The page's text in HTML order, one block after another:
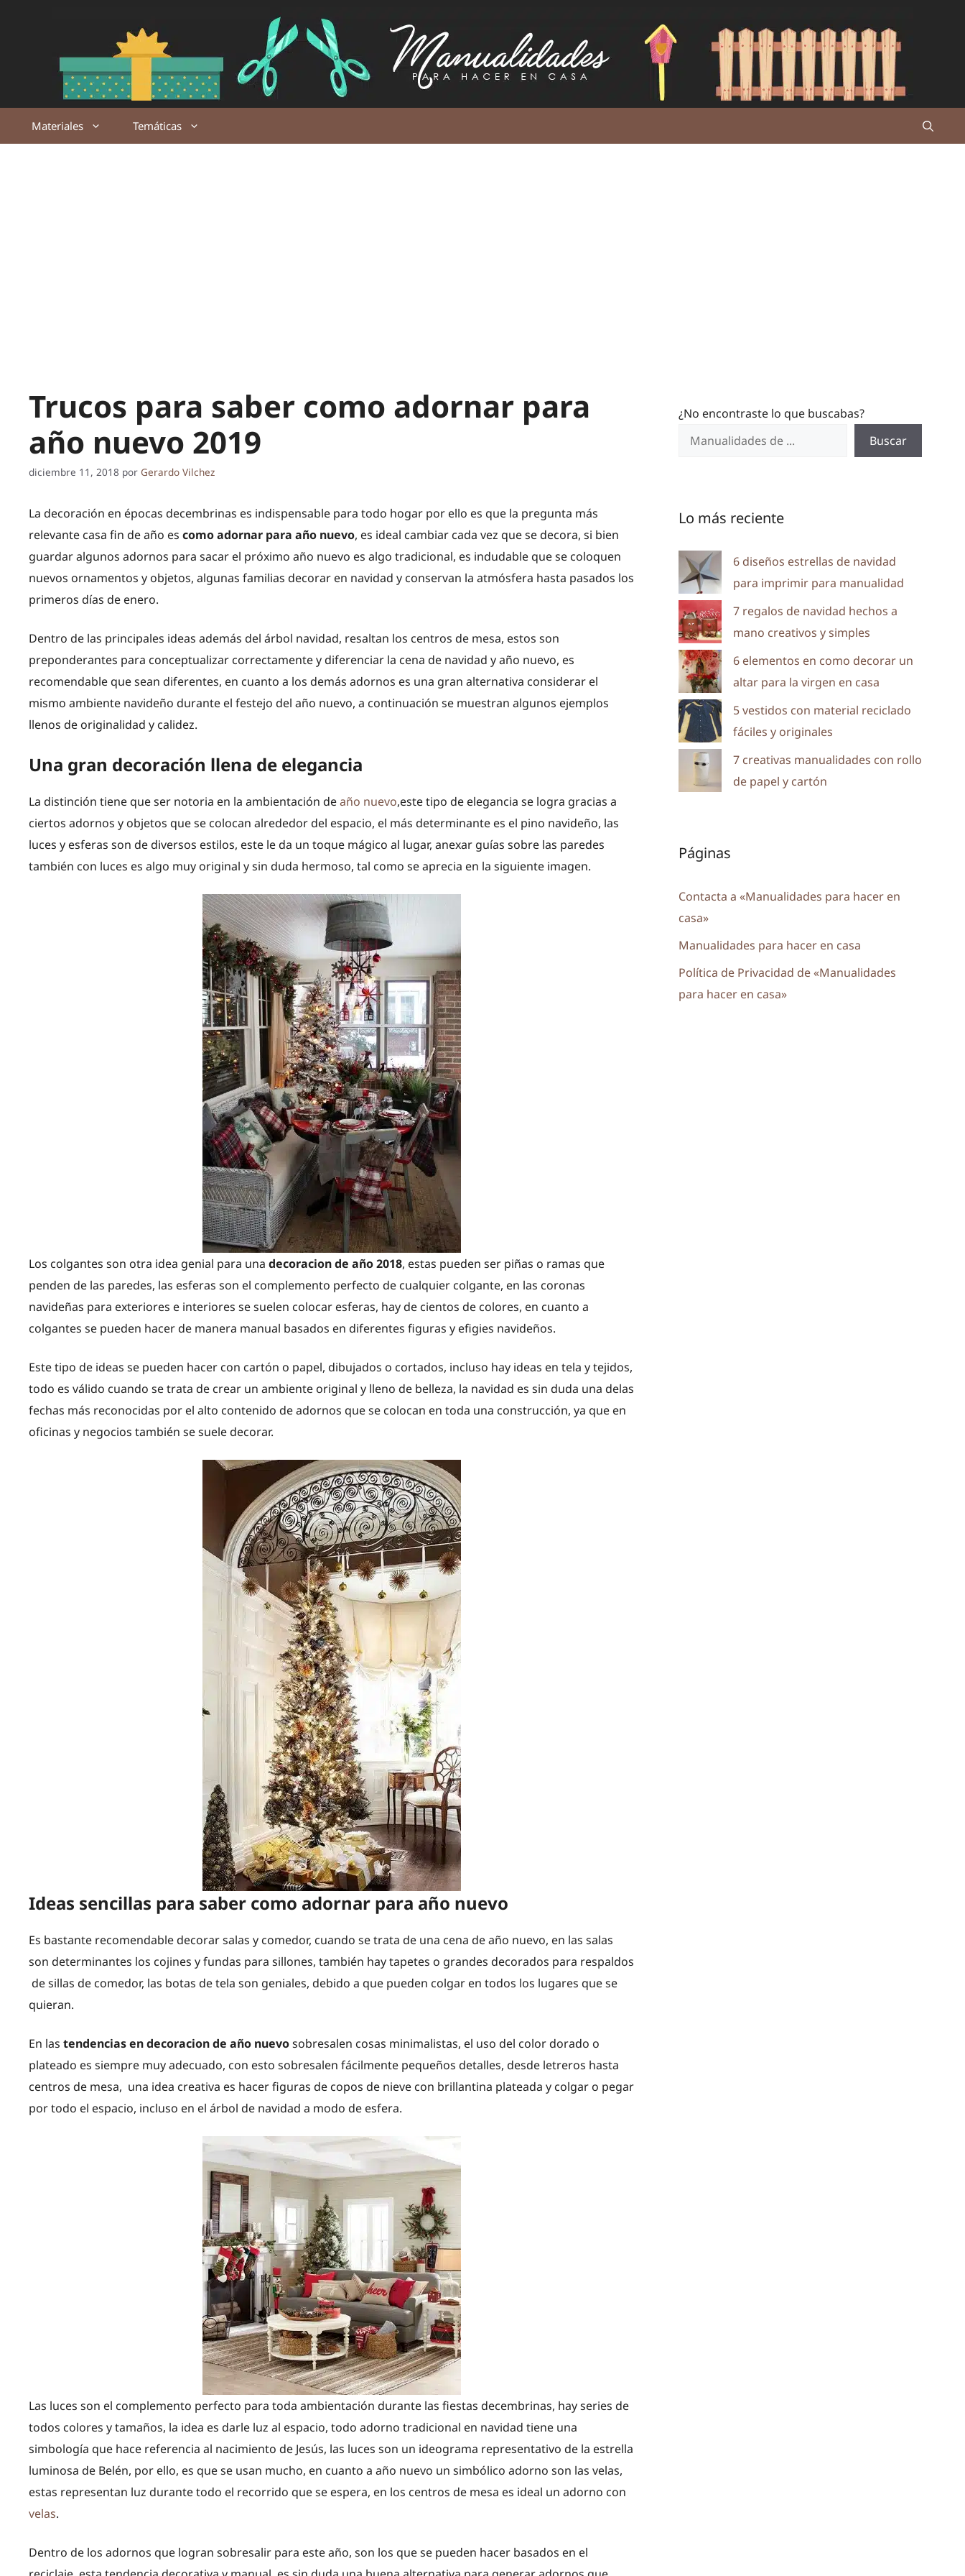
Materiales Temáticas
Trucos para saber como adornar para
año nuevo 2019
diciembre 11, 2018 por Gerardo Vilchez
La decoración en épocas decembrinas es indispensable para todo hogar por ello es que la pregunta más
relevante casa fin de año es como adornar para año nuevo, es ideal cambiar cada vez que se decora, si bien
guardar algunos adornos para sacar el próximo año nuevo es algo tradicional, es indudable que se coloquen
nuevos ornamentos y objetos, algunas familias decorar en navidad y conservan la atmósfera hasta pasados los
primeros días de enero.
Dentro de las principales ideas además del árbol navidad, resaltan los centros de mesa, estos son
preponderantes para conceptualizar correctamente y diferenciar la cena de navidad y año nuevo, es
recomendable que sean diferentes, en cuanto a los demás adornos es una gran alternativa considerar el
mismo ambiente navideño durante el festejo del año nuevo, a continuación se muestran algunos ejemplos
llenos de originalidad y calidez.
Una gran decoración llena de elegancia
La distinción tiene que ser notoria en la ambientación deaño nuevo,este tipo de elegancia se logra gracias a
ciertos adornos y objetos que se colocan alrededor del espacio, el más determinante es el pino navideño, las
luces y esferas son de diversos estilos, este le da un toque mágico al lugar, anexar guías sobre las paredes
también con luces es algo muy original y sin duda hermoso, tal como se aprecia en la siguiente imagen.
Los colgantes son otra idea genial para una decoracion de año 2018, estas pueden ser piñas o ramas que
penden de las paredes, las esferas son el complemento perfecto de cualquier colgante, en las coronas
navideñas para exteriores e interiores se suelen colocar esferas, hay de cientos de colores, en cuanto a
colgantes se pueden hacer de manera manual basados en diferentes figuras y efigies navideños.
Este tipo de ideas se pueden hacer con cartón o papel, dibujados o cortados, incluso hay ideas en tela y tejidos,
todo es válido cuando se trata de crear un ambiente original y lleno de belleza, la navidad es sin duda una delas
fechas más reconocidas por el alto contenido de adornos que se colocan en toda una construcción, ya que en
oficinas y negocios también se suele decorar.
Ideas sencillas para saber como adornar para año nuevo
Es bastante recomendable decorar salas y comedor, cuando se trata de una cena de año nuevo, en las salas
son determinantes los cojines y fundas para sillones, también hay tapetes o grandes decorados para respaldos
de sillas de comedor, las botas de tela son geniales, debido a que pueden colgar en todos los lugares que se
quieran.
En las tendencias en decoracion de año nuevosobresalen cosas minimalistas, el uso del color dorado o
plateado es siempre muy adecuado, con esto sobresalen fácilmente pequeños detalles, desde letreros hasta
centros de mesa, una idea creativa es hacer figuras de copos de nieve con brillantina plateada y colgar o pegar
por todo el espacio, incluso en el árbol de navidad a modo de esfera.
Las luces son el complemento perfecto para toda ambientación durante las fiestas decembrinas, hay series de
todos colores y tamaños, la idea es darle luz al espacio, todo adorno tradicional en navidad tiene una
simbología que hace referencia al nacimiento de Jesús, las luces son un ideograma representativo de la estrella
luminosa de Belén, por ello, es que se usan mucho, en cuanto a año nuevo un simbólico adorno son las velas,
estas representan luz durante todo el recorrido que se espera, en los centros de mesa es ideal un adorno con
velas.
Dentro de los adornos que logran sobresalir para este año, son los que se pueden hacer basados en el
¿No encontraste lo que buscabas?
Buscar
Lo más reciente
6 diseños estrellas de navidad
para imprimir para manualidad
7 regalos de navidad hechos a
mano creativos y simples
6 elementos en como decorar un
altar para la virgen en casa
5 vestidos con material reciclado
fáciles y originales
7 creativas manualidades con rollo
de papel y cartón
Páginas
Contacta a «Manualidades para hacer en
casa»
Manualidades para hacer en casa
Política de Privacidad de «Manualidades
para hacer en casa»